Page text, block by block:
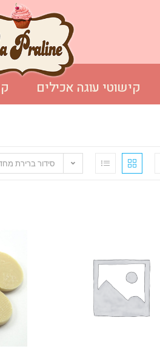
קישוטי עוגה אכילים
סידור ברירת